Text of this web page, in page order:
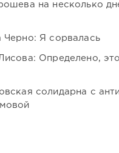
на несколько
Черно: Я сорвалась
Определено,
солидарна с